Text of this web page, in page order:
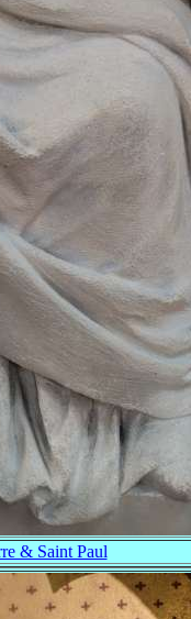
& Saint Paul